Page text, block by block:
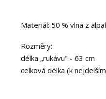
Materiál: 50 % vlna z
Rozměry:
délka „rukávu" - 63 cm
celková délka (k